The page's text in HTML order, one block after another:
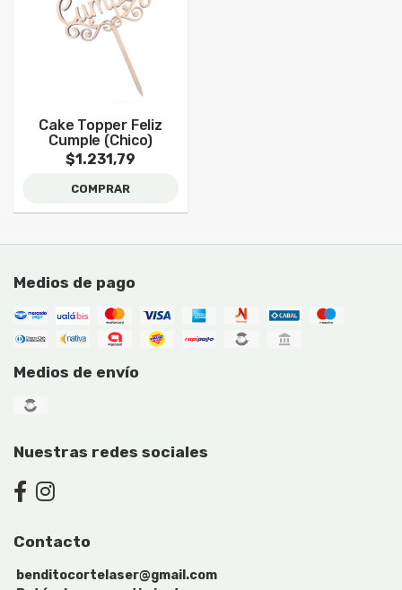
Cake Topper Feliz
Cumple (Chico)
$1.231,79
COMPRAR
Medios de pago
Medios de envío
Nuestras redes sociales
Contacto
benditocortelaser@gmail.com